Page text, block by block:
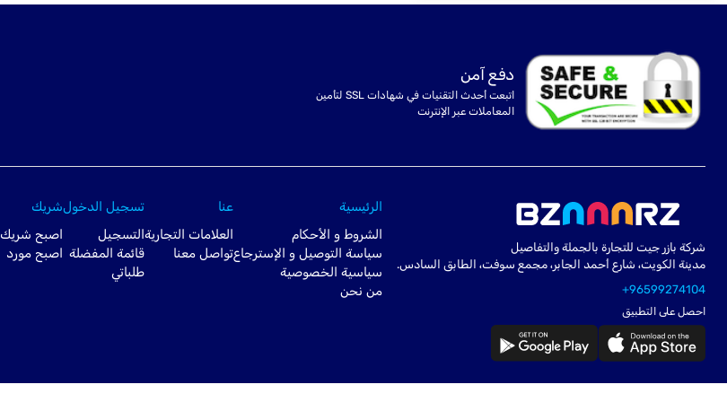
دفع آمن
اتبعت أحدث التقنيات في شهادات SSL لتأمين
المعاملات عبر الإنترنت
شركة بازر جيت للتجارة بالجملة والتفاصيل
مدينة الكويت، شارع أحمد الجابر، مجمع سوفت، الطابق السادس.
+96599274104
احصل على التطبيق
الرئيسية
الشروط و الأحكام
سياسة التوصيل و الإسترجاع
سياسية الخصوصية
من نحن
عنا
العلامات التجارية
تواصل معنا
تسجيل الدخول
التسجيل
قائمة المفضلة
طلباتي
شريك
اصبح شريك
اصبح مورد